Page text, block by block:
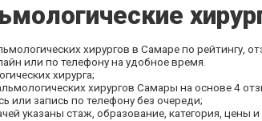
хирургов в Самаре по рейтингу,
или по телефону на удобное время.
хирурга;
хирургов Самары на основе 4
или запись по телефону без очереди;
указаны стаж, образование, категория, цены